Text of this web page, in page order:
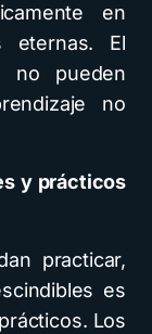
en
eternas. El
no pueden
no
y prácticos
practicar,
es
Los